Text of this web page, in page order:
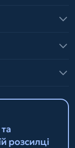
розсилці